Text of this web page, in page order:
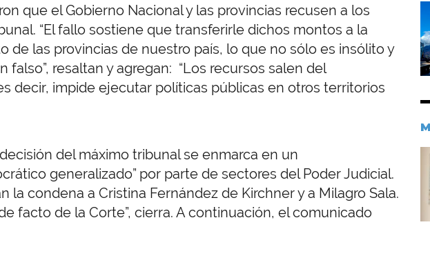
que el Gobierno Nacional y las provincias recusen a los
“El fallo sostiene que transferirle dichos montos a la
de las provincias de nuestro país, lo que no sólo es insólito y
falso”, resaltan y agregan: “Los recursos salen del
decir, impide ejecutar políticas públicas en otros territorios
del máximo tribunal se enmarca en un
generalizado” por parte de sectores del Poder Judicial.
la condena a Cristina Fernández de Kirchner y a Milagro Sala.
facto de la Corte”, cierra. A continuación, el comunicado